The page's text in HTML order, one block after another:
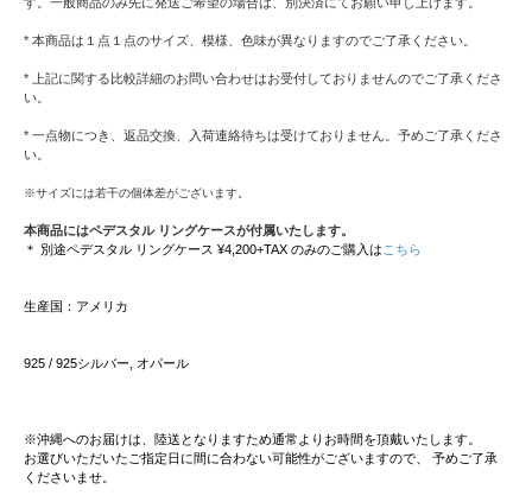
* 本商品は１点１点のサイズ、模様、色味が異なりますのでご了承ください。
* 上記に関する比較詳細のお問い合わせはお受付しておりませんのでご了承くださ
い。
* 一点物につき、返品交換、入荷連絡待ちは受けておりません。予めご了承くださ
い。
※サイズには若干の個体差がございます。
本商品にはペデスタル リングケースが付属いたします。
＊ 別途ペデスタル リングケース ¥4,200+TAX のみのご購入は こちら
生産国：アメリカ
925 / 925シルバー, オパール
※沖縄へのお届けは、陸送となりますため通常よりお時間を頂戴いたします。
お選びいただいたご指定日に間に合わない可能性がございますので、 予めご了承
くださいませ。